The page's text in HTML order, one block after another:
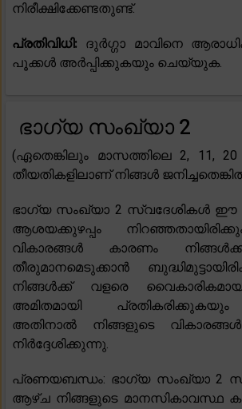
നിരീക്ഷിക്കേണ്ടതുണ്ട്.
പ്രതിവിധി: ദുർഗ്ഗാ മാവിനെ
പൂക്കൾ അർപ്പിക്കുകയും ചെയ്യുക.
ഭാഗ്യ സംഖ്യാ 2
(ഏതെങ്കിലും മാസത്തിലെ 2, 11,
തീയതികളിലാണ് നിങ്ങൾ
ഭാഗ്യ സംഖ്യാ 2 സ്വദേശികൾ ഈ
ആശയക്കുഴപ്പം
വികാരങ്ങൾ കാരണം
തീരുമാനമെടുക്കാൻ
നിങ്ങൾക്ക് വളരെ
അമിതമായി പ്രതികരിക്കുകയും
അതിനാൽ നിങ്ങളുടെ വികാരങ്ങൾ
നിർദ്ദേശിക്കുന്നു.
പ്രണയബന്ധം: ഭാഗ്യ സംഖ്യാ 2
ആഴ്ച നിങ്ങളുടെ മാനസികാവസ്ഥ